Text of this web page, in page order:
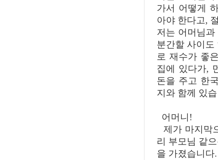
가서 어떻게
아야 한다고,
저는 어머님
분간할 사이도
로 재수가 좋
집에 있다가,
돈을 주고 한
지와 함께 있
어머니!
제가 마지막
리 부모님 같
을 가졌습니다